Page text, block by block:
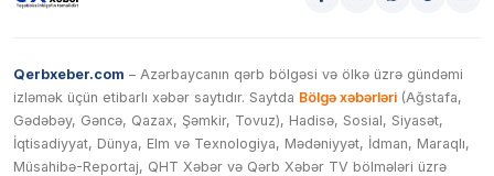
Qerbxeber.com – Azərbaycanın qərb bölgəsi və ölkə üzrə gündəmi
izləmək üçün etibarlı xəbər saytıdır. Saytda Bölgə xəbərləri (Ağstafa,
Gədəbəy, Gəncə, Qazax, Şəmkir, Tovuz), Hadisə, Sosial, Siyasət,
İqtisadiyyat, Dünya, Elm və Texnologiya, Mədəniyyət, İdman, Maraqlı,
Müsahibə-Reportaj, QHT Xəbər və Qərb Xəbər TV bölmələri üzrə